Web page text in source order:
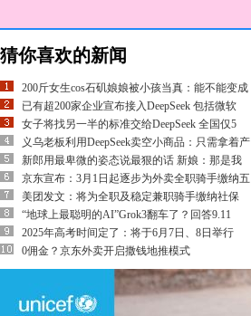
猜你喜欢的新闻
200斤女生cos石矶娘娘被小孩当真：能不能变成
已有超200家企业宣布接入DeepSeek 包括微软
女子将找另一半的标准交给DeepSeek 全国仅5
义乌老板利用DeepSeek卖空小商品：只需拿着产
新郎用最卑微的姿态说最狠的话 新娘：那是我
京东宣布：3月1日起逐步为外卖全职骑手缴纳五
美团发文：将为全职及稳定兼职骑手缴纳社保
“地球上最聪明的AI”Grok3翻车了？回答9.11
2025年高考时间定了：将于6月7日、8日举行
0佣金？京东外卖开启撒钱地推模式